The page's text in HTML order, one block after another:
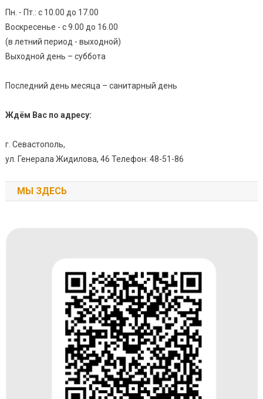
Пн. - Пт.: с 10.00 до 17.00
Воскресенье - с 9.00 до 16.00
(в летний период - выходной)
Выходной день – суббота
Последний день месяца – санитарный день
Ждём Вас по адресу:
г. Севастополь,
ул. Генерала Жидилова, 46 Телефон: 48-51-86
МЫ ЗДЕСЬ